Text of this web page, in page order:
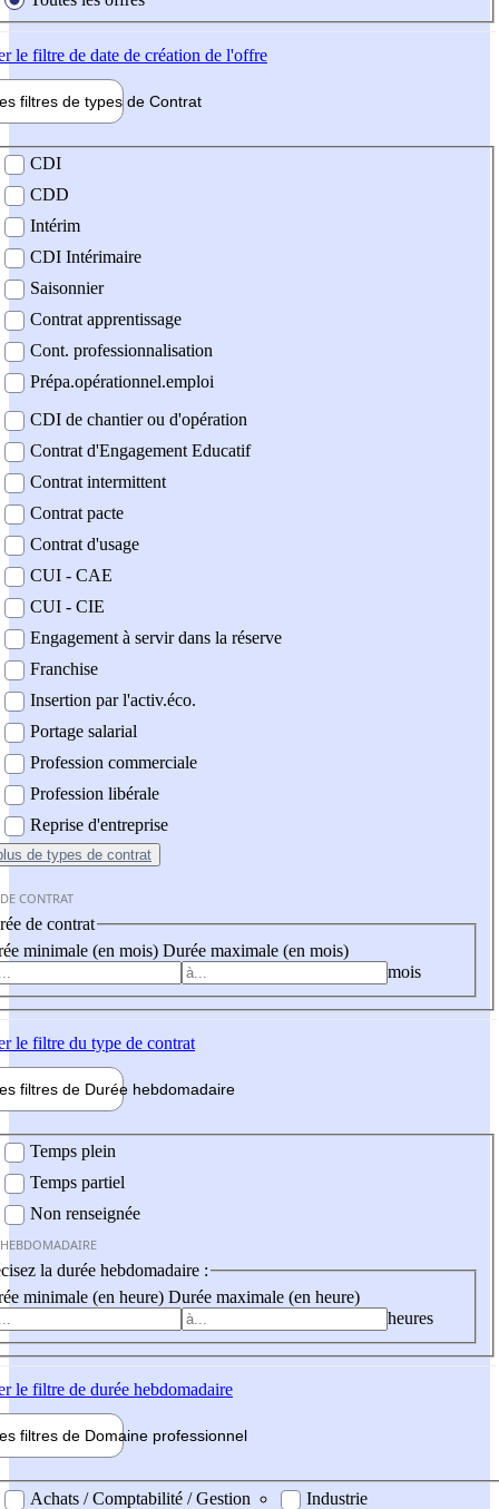
le filtre de date de création de l'offre
filtres de types de Contrat
contrat
CDI
CDD
Intérim
CDI Intérimaire
Saisonnier
Contrat apprentissage
Cont. professionnalisation
Prépa.opérationnel.emploi
CDI de chantier ou d'opération
Contrat d'Engagement Educatif
Contrat intermittent
Contrat pacte
Contrat d'usage
CUI - CAE
CUI - CIE
Engagement à servir dans la réserve
Franchise
Insertion par l'activ.éco.
Portage salarial
Profession commerciale
Profession libérale
Reprise d'entreprise
de types de contrat
CONTRAT
de contrat
minimale (en mois) Durée maximale (en mois)
mois
le filtre du type de contrat
filtres de Durée hebdomadaire
Temps plein
Temps partiel
Non renseignée
la durée hebdomadaire :
minimale (en heure) Durée maximale (en heure)
heures
le filtre de durée hebdomadaire
filtres de Domaine professionnel
professionel
Achats / Comptabilité / Gestion
Industrie